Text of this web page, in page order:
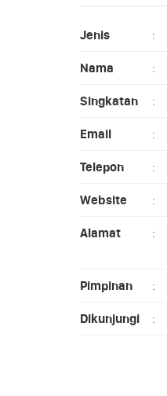
Jenis :
Nama :
Singkatan :
Email :
Telepon :
Website :
Alamat :
Pimpinan :
Dikunjungi :